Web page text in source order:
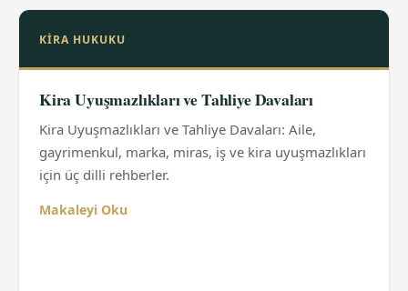
KIRA HUKUKU
Kira Uyuşmazlıkları ve Tahliye Davaları
Kira Uyuşmazlıkları ve Tahliye Davaları: Aile,
gayrimenkul, marka, miras, iş ve kira uyuşmazlıkları
için üç dilli rehberler.
Makaleyi Oku